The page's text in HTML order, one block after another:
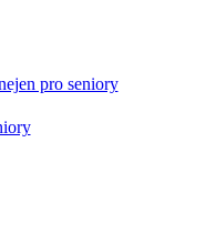
pro seniory